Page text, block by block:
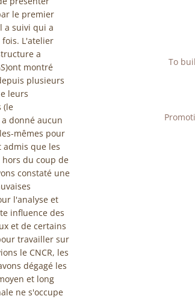
le premier
a suivi qui a
L'atelier
a
montré
plusieurs
leurs
(le
donné aucun
mêmes pour
admis que les
du coup de
constaté une
l'analyse et
influence des
et de certains
travailler sur
le CNCR, les
dégagé les
et long
ne s'occupe
To